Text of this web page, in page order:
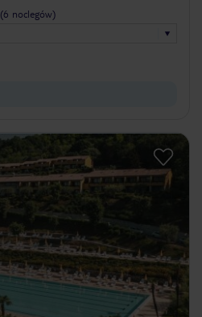
(6 noclegów)